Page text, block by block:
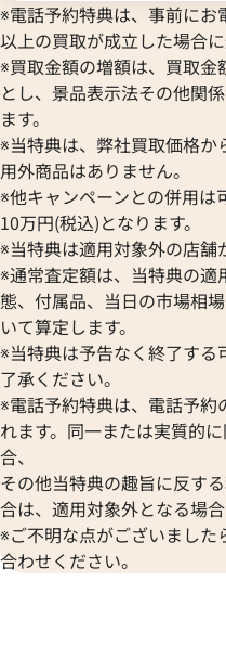
格
日時点の参考買取価格で
イトジャスト 41 126333
格
時点の参考買取価格です
※電話予約特典は、事前に
以上の買取が成立した場合に
※買取金額の増額は、買取
とし、景品表示法その他関
ます。
※当特典は、弊社買取価格か
用外商品はありません。
※他キャンペーンとの併用は
10万円(税込)となります。
※当特典は適用対象外の店舗
※通常査定額は、当特典の
態、付属品、当日の市場相
いて算定します。
※当特典は予告なく終了す
了承ください。
※電話予約特典は、電話予約
れます。同一または実質的
合、
その他当特典の趣旨に反す
合は、適用対象外となる場合
※ご不明な点がございまし
合わせください。